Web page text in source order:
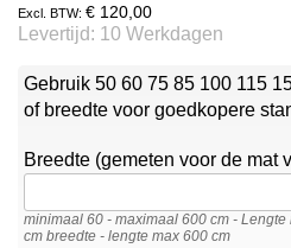
€ 120,00
Levertijd: 10 Werkdagen
Gebruik 50 60 75 85 100 115
of breedte voor goedkopere
Breedte (gemeten voor de mat
minimaal 60 - maximaal 600 cm -
cm breedte - lengte max 600 cm